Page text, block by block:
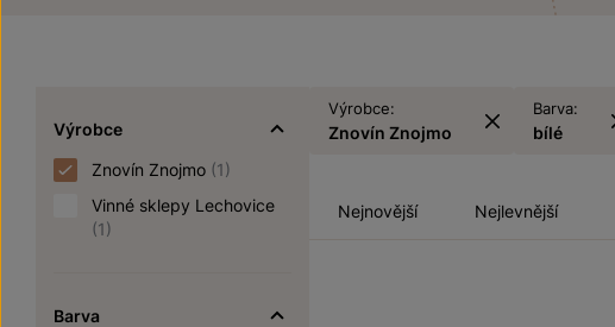
Výrobce
Znovín Znojmo (1)
Vinné sklepy Lechovice
(1)
Barva
Výrobce:
Znovín Znojmo
Barva:
bílé
Nejnovější Nejlevnější